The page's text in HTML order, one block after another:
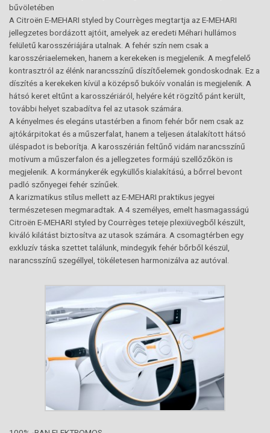
bűvöletében
A Citroën E-MEHARI styled by Courrèges megtartja az E-MEHARI
jellegzetes bordázott ajtóit, amelyek az eredeti Méhari hullámos
felületű karosszériájára utalnak. A fehér szín nem csak a
karosszériaelemeken, hanem a kerekeken is megjelenik. A megfelelő
kontrasztról az élénk narancsszínű díszítőelemek gondoskodnak. Ez a
díszítés a kerekeken kívül a középső bukóív vonalán is megjelenik. A
hátsó keret eltűnt a karosszériáról, helyére két rögzítő pánt került,
további helyet szabadítva fel az utasok számára.
A kényelmes és elegáns utastérben a finom fehér bőr nem csak az
ajtókárpitokat és a műszerfalat, hanem a teljesen átalakított hátsó
üléspadot is beborítja. A karosszérián feltűnő vidám narancsszínű
motívum a műszerfalon és a jellegzetes formájú szellőzőkön is
megjelenik. A kormánykerék egyküllős kialakítású, a bőrrel bevont
padló szőnyegei fehér színűek.
A karizmatikus stílus mellett az E-MEHARI praktikus jegyei
természetesen megmaradtak. A 4 személyes, emelt hasmagasságú
Citroën E-MEHARI styled by Courrèges teteje plexiüvegből készült,
kiváló kilátást biztosítva az utasok számára. A csomagtérben egy
exkluzív táska szettet találunk, mindegyik fehér bőrből készül,
narancsszínű szegéllyel, tökéletesen harmonizálva az autóval.